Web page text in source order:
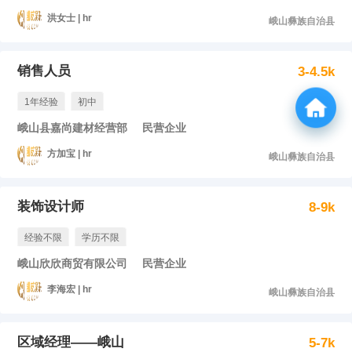
洪女士 | hr 峨山彝族自治县
销售人员 3-4.5k
1年经验 初中
峨山县嘉尚建材经营部 民营企业
方加宝 | hr 峨山彝族自治县
装饰设计师 8-9k
经验不限 学历不限
峨山欣欣商贸有限公司 民营企业
李海宏 | hr 峨山彝族自治县
区域经理——峨山 5-7k